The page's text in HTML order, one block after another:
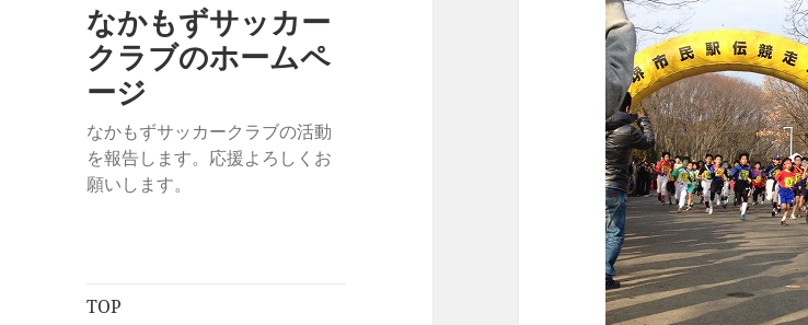
なかもずサッカー
クラブのホームペ
ージ
なかもずサッカークラブの活動
を報告します。応援よろしくお
願いします。
TOP